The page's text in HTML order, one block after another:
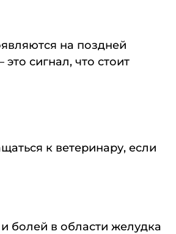
на поздней
сигнал, что стоит
к ветеринару, если
болей в области желудка